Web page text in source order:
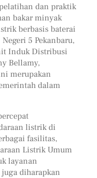
dan praktik
bakar minyak
berbasis baterai
5 Pekanbaru,
Induk Distribusi
Bellamy,
merupakan
dalam
listrik di
fasilitas,
Listrik Umum
layanan
diharapkan